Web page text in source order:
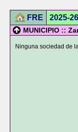
FRE 2025-26
MUNICIPIO ::
Ninguna sociedad de